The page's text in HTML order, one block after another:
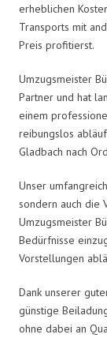
erheblichen
Transports mit
Preis profitierst.
Umzugsmeister
Partner und hat
einem
reibungslos
Gladbach nach
Unser
sondern auch die
Umzugsmeister
Bedürfnisse
Vorstellungen
Dank unserer
günstige
ohne dabei an